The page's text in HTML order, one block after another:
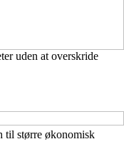
uden at overskride
til større økonomisk